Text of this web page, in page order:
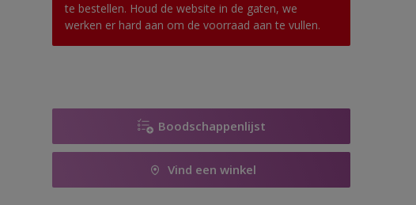
te bestellen. Houd de website in de gaten, we
werken er hard aan om de voorraad aan te vullen.
Boodschappenlijst
Vind een winkel